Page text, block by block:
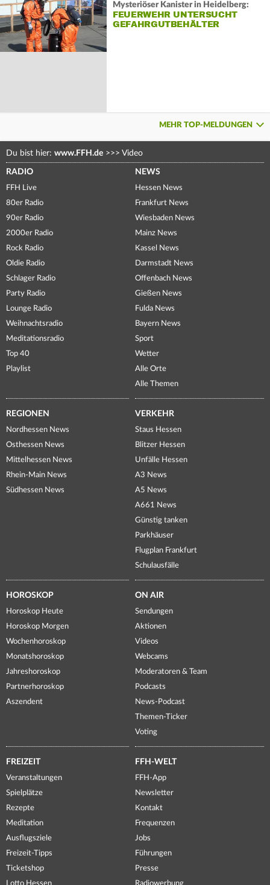
Mysteriöser Kanister in Heidelberg:
FEUERWEHR UNTERSUCHT
GEFAHRGUTBEHÄLTER
MEHR TOP-MELDUNGEN
Du bist hier: www.FFH.de >>> Video
RADIO
FFH Live
80er Radio
90er Radio
2000er Radio
Rock Radio
Oldie Radio
Schlager Radio
Party Radio
Lounge Radio
Weihnachtsradio
Meditationsradio
Top 40
Playlist
NEWS
Hessen News
Frankfurt News
Wiesbaden News
Mainz News
Kassel News
Darmstadt News
Offenbach News
Gießen News
Fulda News
Bayern News
Sport
Wetter
Alle Orte
Alle Themen
REGIONEN
Nordhessen News
Osthessen News
Mittelhessen News
Rhein-Main News
Südhessen News
VERKEHR
Staus Hessen
Blitzer Hessen
Unfälle Hessen
A3 News
A5 News
A661 News
Günstig tanken
Parkhäuser
Flugplan Frankfurt
Schulausfälle
HOROSKOP
Horoskop Heute
Horoskop Morgen
Wochenhoroskop
Monatshoroskop
Jahreshoroskop
Partnerhoroskop
Aszendent
ON AIR
Sendungen
Aktionen
Videos
Webcams
Moderatoren & Team
Podcasts
News-Podcast
Themen-Ticker
Voting
FREIZEIT
Veranstaltungen
Spielplätze
Rezepte
Meditation
Ausflugsziele
Freizeit-Tipps
Ticketshop
Lotto Hessen
FFH-WELT
FFH-App
Newsletter
Kontakt
Frequenzen
Jobs
Führungen
Presse
Radiowerbung